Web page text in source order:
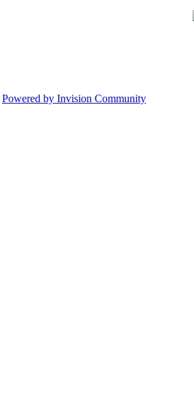
Powered by Invision Community